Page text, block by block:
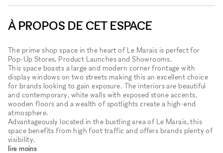
À PROPOS DE CET ESPACE
The prime shop space in the heart of Le Marais is perfect for
Pop-Up Stores, Product Launches and Showrooms.
This space boasts a large and modern corner frontage with
display windows on two streets making this an excellent choice
for brands looking to gain exposure. The interiors are beautiful
and contemporary, white walls with exposed stone accents,
wooden floors and a wealth of spotlights create a high-end
atmosphere.
Advantageously located in the bustling area of Le Marais, this
space benefits from high foot traffic and offers brands plenty of
visibility.
lire moins